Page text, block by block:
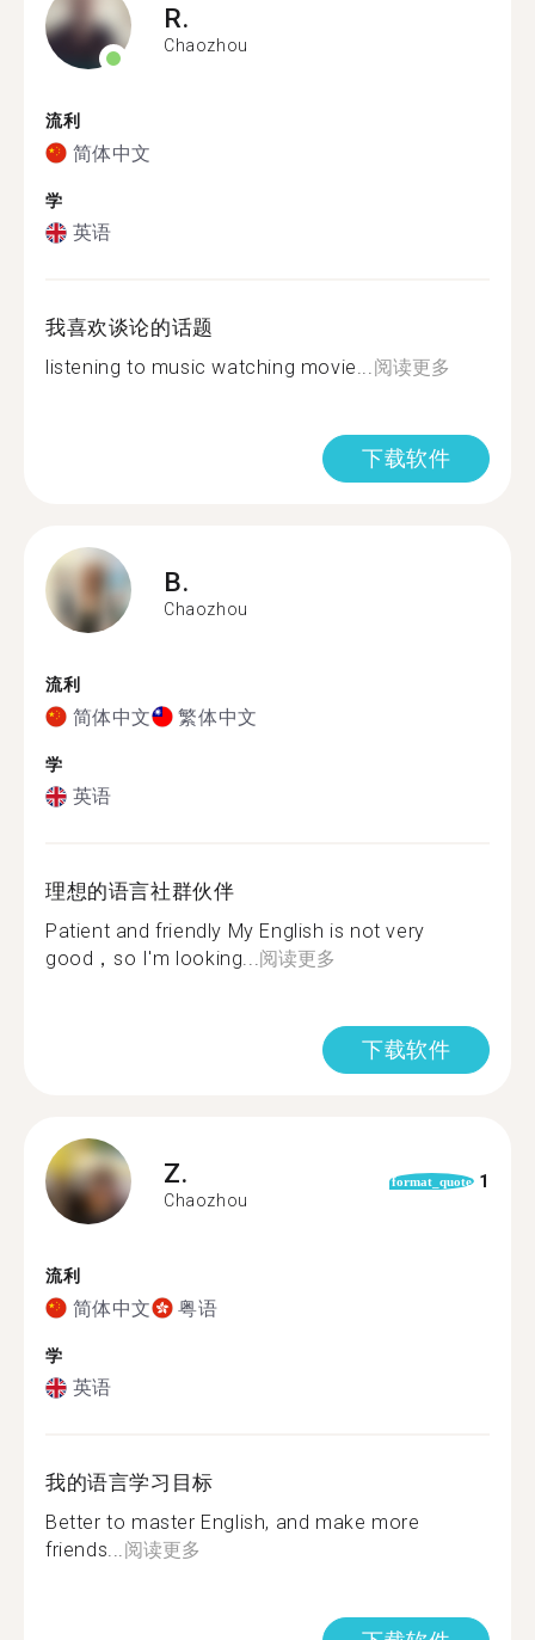
R.
Chaozhou
流利
简体中文
学
英语
我喜欢谈论的话题
listening to music watching movie...阅读更多
下载软件
B.
Chaozhou
流利
简体中文 繁体中文
学
英语
理想的语言社群伙伴
Patient and friendly My English is not very
good，so I'm looking...阅读更多
下载软件
Z.
Chaozhou
format_quote 1
流利
简体中文 粤语
学
英语
我的语言学习目标
Better to master English, and make more
friends...阅读更多